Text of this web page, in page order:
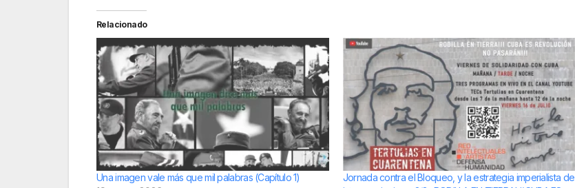
Relacionado
Una imagen vale más que mil palabras (Capítulo 1)
Jornada contra el Bloqueo, y la estrategia imperialista de